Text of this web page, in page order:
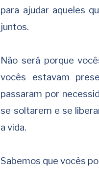
para ajudar aqueles
juntos.
Não será porque
vocês estavam
passaram por
se soltarem e se
a vida.
Sabemos que vocês